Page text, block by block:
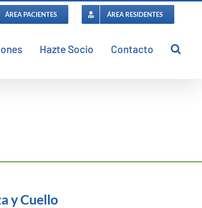
ÁREA PACIENTES ÁREA RESIDENTES
Hazte Socio Contacto
y Cuello